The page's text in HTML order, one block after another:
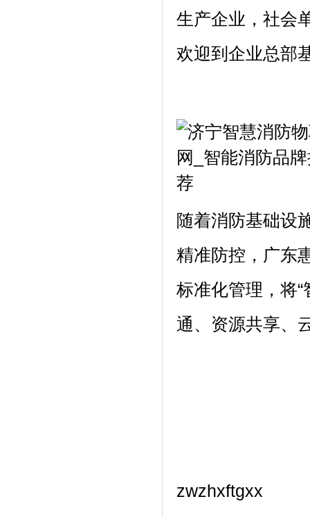
生产企业，社会
欢迎到企业总部
随着消防基础设
精准防控，广东
标准化管理，将“
通、资源共享、
zwzhxftgxx